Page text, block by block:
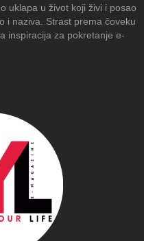
uklapa u život koji živi i posao
i naziva. Strast prema čoveku
inspiracija za pokretanje e-